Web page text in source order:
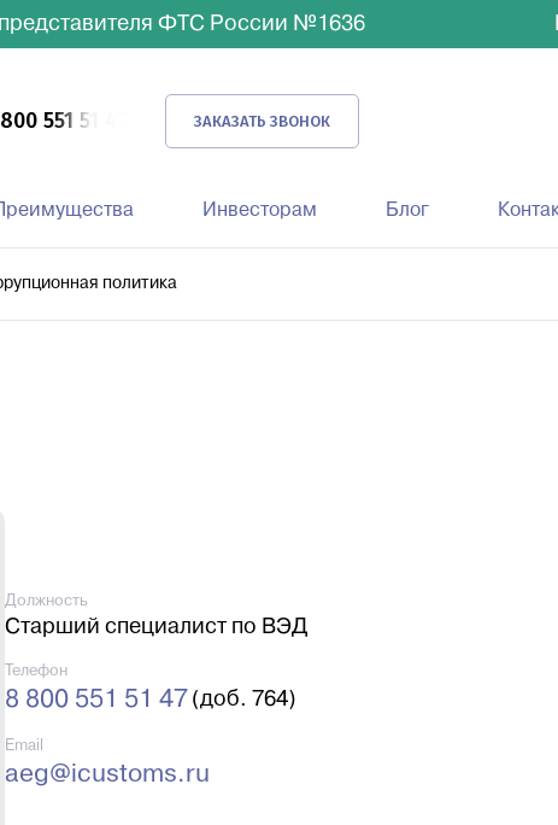
ФТС России №1636
Автомобильная доставка
политика
Преимущества Инвесторам Блог
551 51 47 ЗАКАЗАТЬ ЗВОНОК
Должность
Старший специалист по ВЭД
Телефон
8 800 551 51 47 (доб. 764)
Email
aeg@icustoms.ru